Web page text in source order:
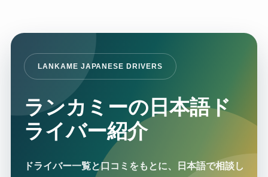
LANKAME JAPANESE DRIVERS
ランカミーの日本語ド
ライバー紹介
ドライバー一覧と口コミをもとに、日本語で相談し